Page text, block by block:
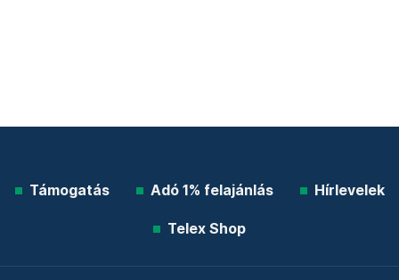
Támogatás Adó 1% felajánlás Hírlevelek
Telex Shop